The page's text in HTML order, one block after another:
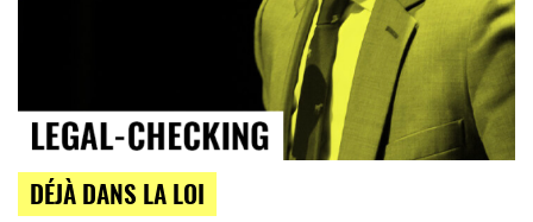
DÉJÀ DANS LA LOI